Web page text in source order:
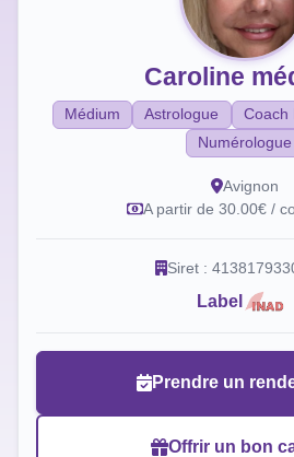
Caroline
Médium Astrologue Coach
Numérologue
Avignon
A partir de 30.00€ /
Siret :
Label
Prendre un
Offrir un bon